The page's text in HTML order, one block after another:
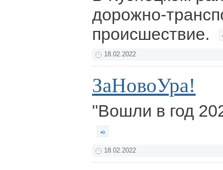
дорожно-
происшествие.
18.02.2022
ЗаНовоУра!
"Вошли в год
18.02.2022